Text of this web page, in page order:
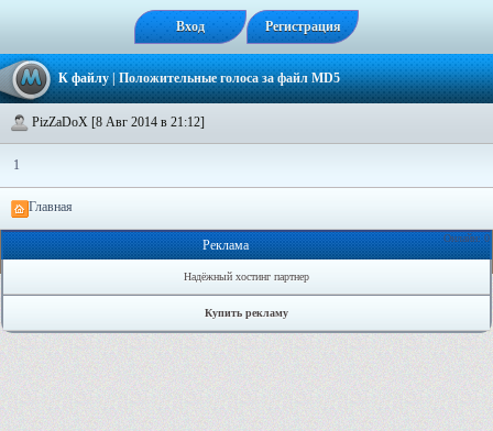
Вход Регистрация
К файлу| Положительные голоса за файлMD5
PizZaDoX [8 Авг 2014 в 21:12]
1
Главная
Онлайн: 0
Реклама
Надёжный хостинг партнер
Купить рекламу